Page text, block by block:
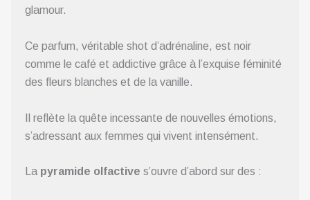
glamour.
Ce parfum, véritable shot d’adrénaline, est noir
comme le café et addictive grâce à l’exquise féminité
des fleurs blanches et de la vanille.
Il reflète la quête incessante de nouvelles émotions,
s’adressant aux femmes qui vivent intensément.
La pyramide olfactive s’ouvre d’abord sur des :